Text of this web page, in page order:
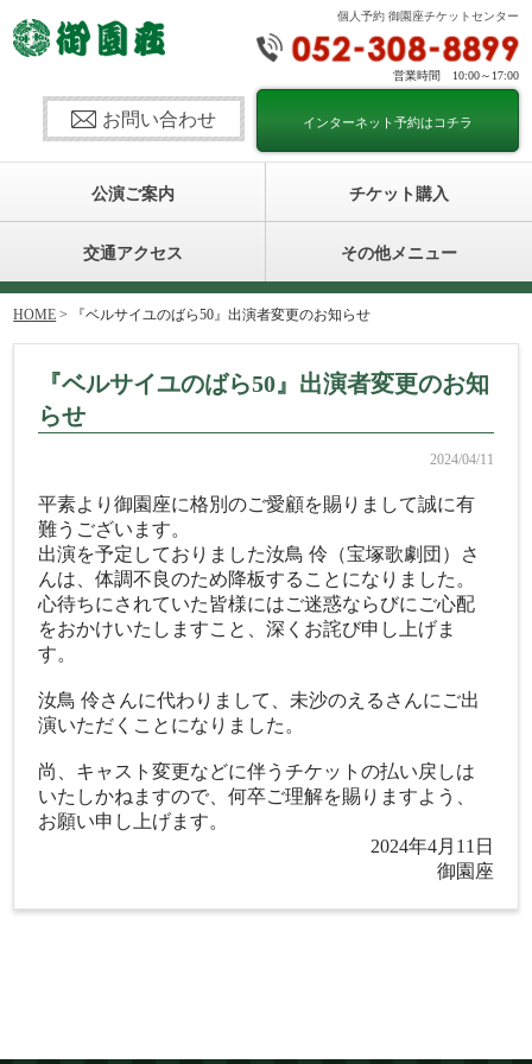
個人予約 御園座チケットセンター
営業時間 10:00～17:00
インターネット予約はコチラ
お問い合わせ
公演ご案内 チケット購入
交通アクセス その他メニュー
HOME > 『ベルサイユのばら50』出演者変更のお知らせ
『ベルサイユのばら50』出演者変更のお知
らせ
2024/04/11
平素より御園座に格別のご愛顧を賜りまして誠に有
難うございます。
出演を予定しておりました汝鳥 伶（宝塚歌劇団）さ
んは、体調不良のため降板することになりました。
心待ちにされていた皆様にはご迷惑ならびにご心配
をおかけいたしますこと、深くお詫び申し上げま
す。
汝鳥 伶さんに代わりまして、未沙のえるさんにご出
演いただくことになりました。
尚、キャスト変更などに伴うチケットの払い戻しは
いたしかねますので、何卒ご理解を賜りますよう、
お願い申し上げます。
2024年4月11日
御園座